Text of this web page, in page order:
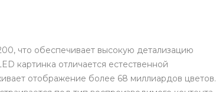
что обеспечивает высокую детализацию
картинка отличается естественной
отображение более 68 миллиардов цветов.